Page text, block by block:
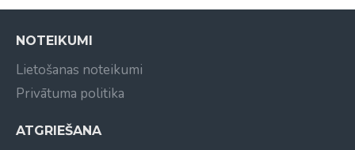
NOTEIKUMI
Lietošanas noteikumi
Privātuma politika
ATGRIEŠANA